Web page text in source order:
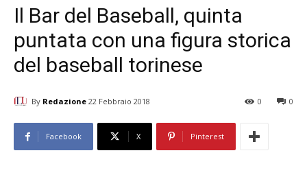
Il Bar del Baseball, quinta
puntata con una figura storica
del baseball torinese
By Redazione 22 Febbraio 2018 0
0
Facebook X Pinterest